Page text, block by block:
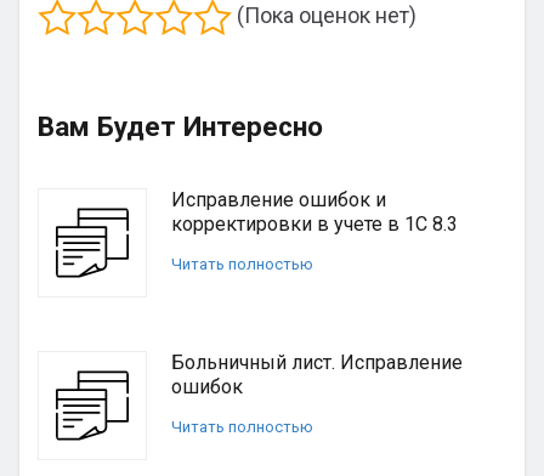
(Пока оценок нет)
Вам Будет Интересно
Исправление ошибок и
корректировки в учете в 1С 8.3
Читать полностью
Больничный лист. Исправление
ошибок
Читать полностью